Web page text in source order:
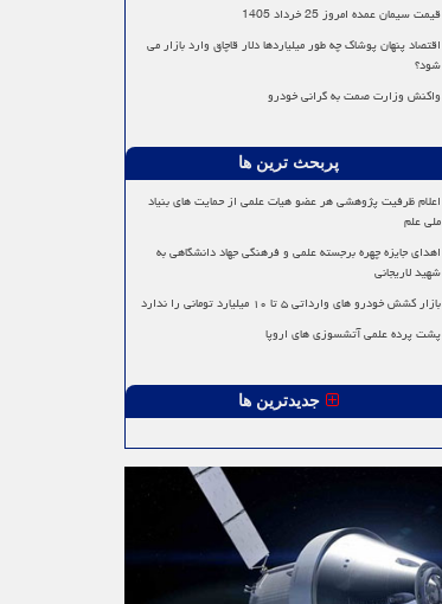
قیمت سیمان عمده امروز 25 خرداد 1405
اقتصاد پنهان پوشاک چه طور میلیاردها دلار قاچاق وارد بازار می
شود؟
واکنش وزارت صمت به گرانی خودرو
پربحث ترین ها
اعلام ظرفیت پژوهشی هر عضو هیات علمی از حمایت های بنیاد
ملی علم
اهدای جایزه چهره برجسته علمی و فرهنگی جهاد دانشگاهی به
شهید لاریجانی
بازار کشش خودرو های وارداتی ۵ تا ۱۰ میلیارد تومانی را ندارد
پشت پرده علمی آتشسوزی های اروپا
جدیدترین ها